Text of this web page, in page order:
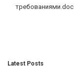
требованиями.doc
Latest Posts